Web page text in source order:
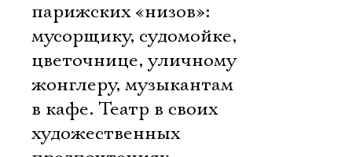
парижских «низов»:
мусорщику, судомойке,
цветочнице, уличному
жонглеру, музыкантам
в кафе. Театр в своих
художественных